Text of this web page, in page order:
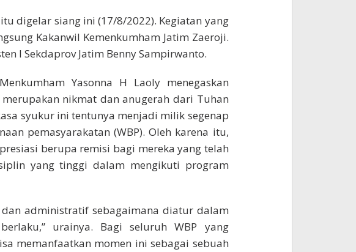
digelar siang ini (17/8/2022). Kegiatan yang
Kakanwil Kemenkumham Jatim Zaeroji.
I Sekdaprov Jatim Benny Sampirwanto.
Yasonna H Laoly menegaskan
nikmat dan anugerah dari Tuhan
syukur ini tentunya menjadi milik segenap
pemasyarakatan (WBP). Oleh karena itu,
berupa remisi bagi mereka yang telah
yang tinggi dalam mengikuti program
administratif sebagaimana diatur dalam
urainya. Bagi seluruh WBP yang
memanfaatkan momen ini sebagai sebuah